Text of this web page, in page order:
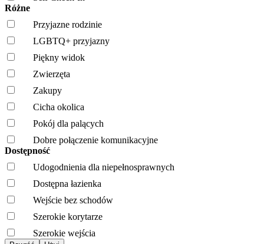
Różne
Przyjazne rodzinie
LGBTQ+ przyjazny
Piękny widok
Zwierzęta
Zakupy
Cicha okolica
Pokój dla palących
Dobre połączenie komunikacyjne
Dostępność
Udogodnienia dla niepełnosprawnych
Dostępna łazienka
Wejście bez schodów
Szerokie korytarze
Szerokie wejścia